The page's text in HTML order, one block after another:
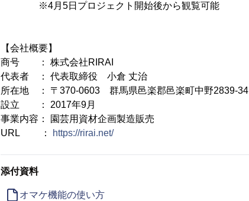
※4月5日プロジェクト開始後から観覧可能
【会社概要】
商号 ： 株式会社RIRAI
代表者 ： 代表取締役 小倉 丈治
所在地 ： 〒370-0603 群馬県邑楽郡邑楽町中野2839-34
設立 ： 2017年9月
事業内容： 園芸用資材企画製造販売
URL ：
https://rirai.net/
添付資料
オマケ機能の使い方